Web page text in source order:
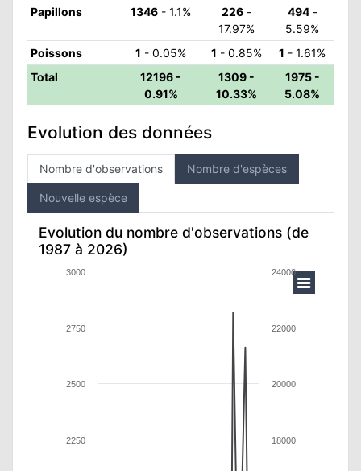
Papillons
1346 - 1.1% 226-
17.97%
494-
5.59%
Poissons
1 - 0.05% 1 - 0.85% 1 - 1.61%
Total
12196 -
0.91%
1309 -
10.33%
1975 -
5.08%
Evolution des données
Nombre d'observations Nombre d'espèces
Nouvelle espèce
Evolution du nombre d'observations (de
1987 à 2026)
3000
2250
2500
2750
20000
18000
22000
24000